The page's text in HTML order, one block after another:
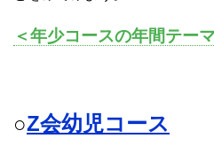
＜年少コースの年間テー
○Z会幼児コース